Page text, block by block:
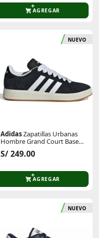
AGREGAR
NUEVO
AdidasZapatillas Urbanas
Hombre Grand Court Base
00s
S/ 249.00
AGREGAR
NUEVO